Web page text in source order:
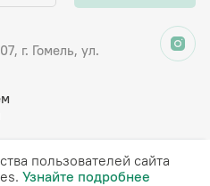
г. Гомель, ул.
DE FR
пользователей сайта
Узнайте подробнее